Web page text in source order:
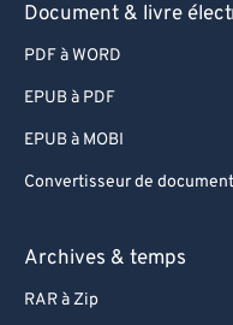
Document & livre
PDF à WORD
EPUB à PDF
EPUB à MOBI
Convertisseur de
Archives & temps
RAR à Zip